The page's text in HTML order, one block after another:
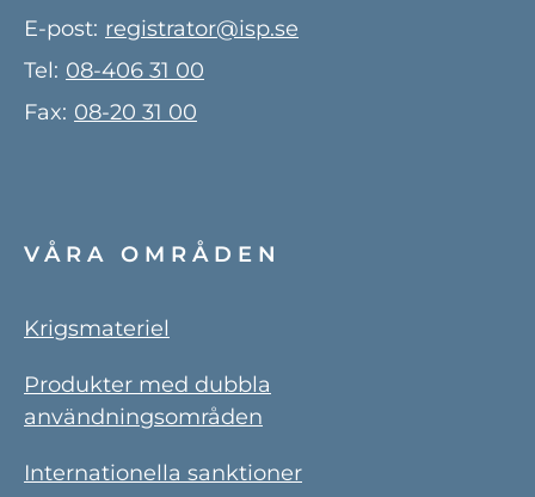
E-post: registrator@isp.se
Tel: 08-406 31 00
Fax: 08-20 31 00
VÅRA OMRÅDEN
Krigsmateriel
Produkter med dubbla
användningsområden
Internationella sanktioner